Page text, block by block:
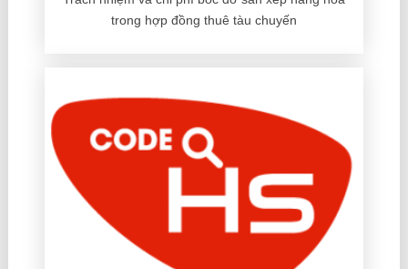
trong hợp đồng thuê tàu chuyến